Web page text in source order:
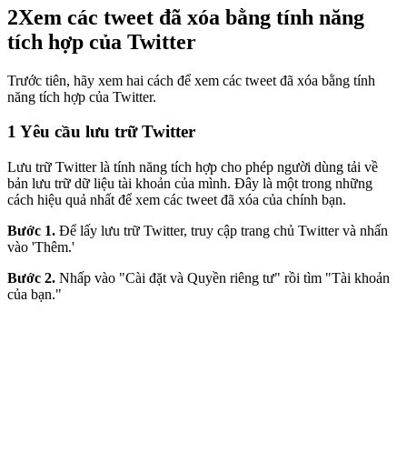
2Xem các tweet đã xóa bằng tính năng
tích hợp của Twitter
Trước tiên, hãy xem hai cách để xem các tweet đã xóa bằng tính
năng tích hợp của Twitter.
1 Yêu cầu lưu trữ Twitter
Lưu trữ Twitter là tính năng tích hợp cho phép người dùng tải về
bản lưu trữ dữ liệu tài khoản của mình. Đây là một trong những
cách hiệu quả nhất để xem các tweet đã xóa của chính bạn.
Bước 1. Để lấy lưu trữ Twitter, truy cập trang chủ Twitter và nhấn
vào 'Thêm.'
Bước 2. Nhấp vào "Cài đặt và Quyền riêng tư" rồi tìm "Tài khoản
của bạn."